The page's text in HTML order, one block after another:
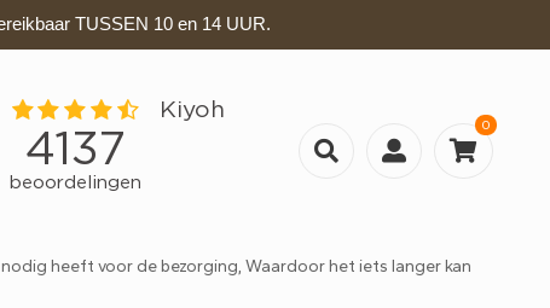
TUSSEN 10 en 14 UUR.
0
heeft voor de bezorging, Waardoor het iets langer kan